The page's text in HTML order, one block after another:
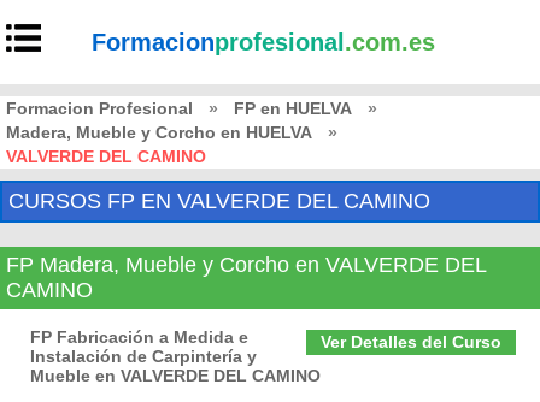
Formacionprofesional .com.es
Formacion Profesional » FP en HUELVA
»
Madera, Mueble y Corcho en HUELVA
»
VALVERDE DEL CAMINO
CURSOS FP EN VALVERDE DEL CAMINO
FP Madera, Mueble y Corcho en VALVERDE DEL
CAMINO
Ver Detalles del Curso
FP Fabricación a Medida e
Instalación de Carpintería y
Mueble en VALVERDE DEL CAMINO